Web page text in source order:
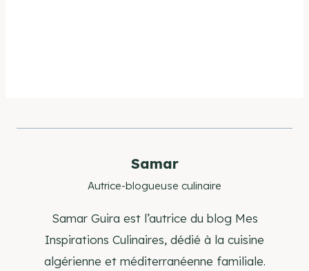
Samar
Autrice-blogueuse culinaire
Samar Guira est l’autrice du blog Mes
Inspirations Culinaires, dédié à la cuisine
algérienne et méditerranéenne familiale.